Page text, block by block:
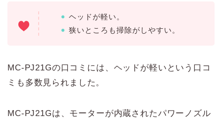
ヘッドが軽い。
狭いところも掃除がしやすい。
MC-PJ21Gの口コミには、ヘッドが軽いという口コ
ミも多数見られました。
MC-PJ21Gは、モーターが内蔵されたパワーノズル